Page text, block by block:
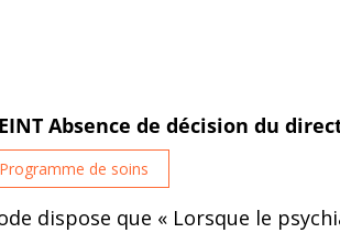
Absence de décision du
de soins
dispose que « Lorsque le